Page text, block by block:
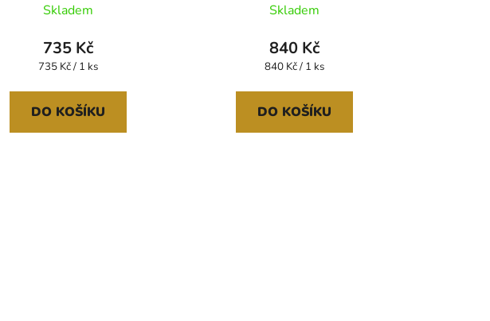
Skladem
735 Kč
Měrná
735 Kč / 1 ks
DO KOŠÍKU
Skladem
840 Kč
Měrná
840 Kč / 1 ks
DO KOŠÍKU